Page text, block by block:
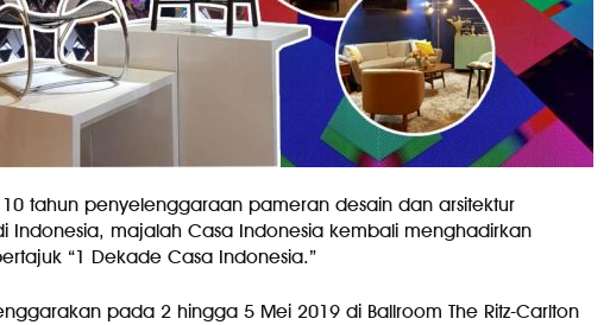
tahun penyelenggaraan pameran desain dan arsitektur
Indonesia, majalah Casa Indonesia kembali menghadirkan
“1 Dekade Casa Indonesia.”
pada 2 hingga 5 Mei 2019 di Ballroom The Ritz-Carlton